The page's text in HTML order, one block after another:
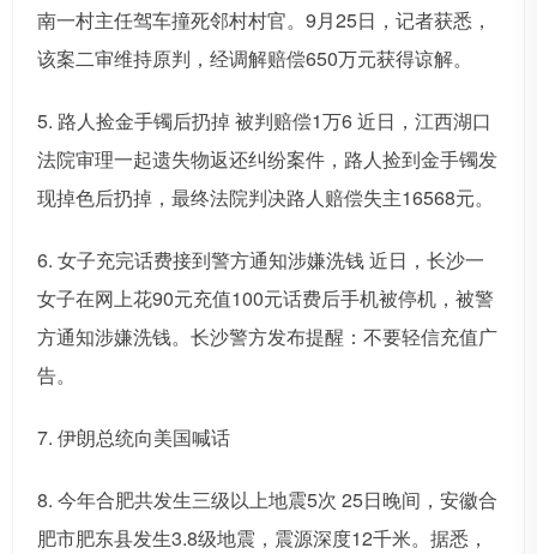
南一村主任驾车撞死邻村村官。9月25日，记者获悉，
该案二审维持原判，经调解赔偿650万元获得谅解。
5. 路人捡金手镯后扔掉 被判赔偿1万6 近日，江西湖口
法院审理一起遗失物返还纠纷案件，路人捡到金手镯发
现掉色后扔掉，最终法院判决路人赔偿失主16568元。
6. 女子充完话费接到警方通知涉嫌洗钱 近日，长沙一
女子在网上花90元充值100元话费后手机被停机，被警
方通知涉嫌洗钱。长沙警方发布提醒：不要轻信充值广
告。
7. 伊朗总统向美国喊话
8. 今年合肥共发生三级以上地震5次 25日晚间，安徽合
肥市肥东县发生3.8级地震，震源深度12千米。据悉，